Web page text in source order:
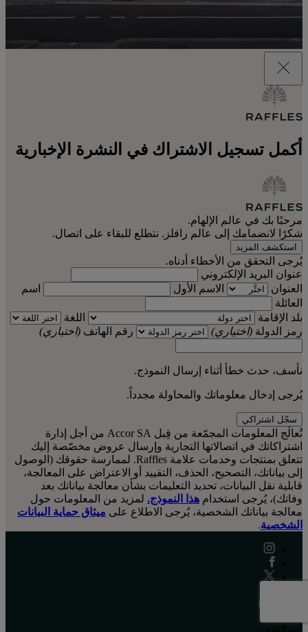
أكمل تسجيل الاشتراك في النشرة الإخبارية
مرحبًا بك في عالم الإلهام.
شكرًا لانضمامك إلى عالم رافلز. نتطلع للبقاء على اتصال.
استكشف المزيد
يُرجى التحقق من الأخطاء أدناه.
عنوان البريد الإلكتروني
العنوان
الاسم الأول
اسم
العائلة
بلد الإقامة
اللغة
رمز الدولة (اختياري) رقم الهاتف (اختياري)
نأسف، حدث خطأ أثناء إرسال النموذج.
يُرجى إدخال معلوماتك والمحاولة مجدداً.
سجّل اشتراكي
تُعالَج المعلومات المجمّعة من قِبل Accor SA من أجل إدارة
اشتراكاتك في اتصالاتها التجارية وإرسال عروض مخصّصة إليك
تتعلق بمنتجات وخدمات علامة Raffles. لممارسة حقوقك (الوصول
إلى بياناتك، التصحيح، الحذف، التقييد أو الاعتراض على المعالجة،
قابلية نقل البيانات، تحديد التعليمات بشأن معالجة بياناتك بعد
وفاتك)، يُرجى استخدام هذا النموذج. لمزيد من المعلومات حول
معالجة بياناتك الشخصية، يُرجى الاطلاع على ميثاق حماية البيانات
الشخصية.